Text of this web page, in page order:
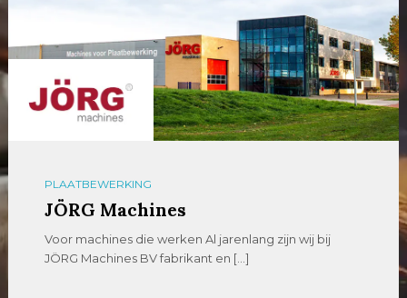
PLAATBEWERKING
JÖRG Machines
Voor machines die werken Al jarenlang zijn wij bij
JÖRG Machines BV fabrikant en […]